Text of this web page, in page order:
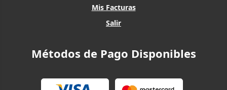
Mis Facturas
Salir
Métodos de Pago Disponibles